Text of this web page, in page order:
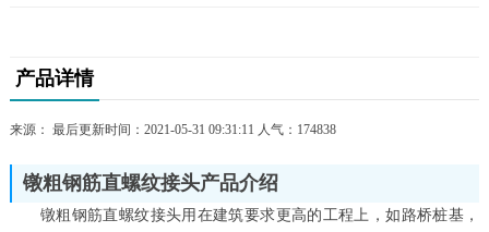
产品详情
来源： 最后更新时间：2021-05-31 09:31:11 人气： 174838
镦粗钢筋直螺纹接头产品介绍
镦粗钢筋直螺纹接头用在建筑要求更高的工程上，如路桥桩基，